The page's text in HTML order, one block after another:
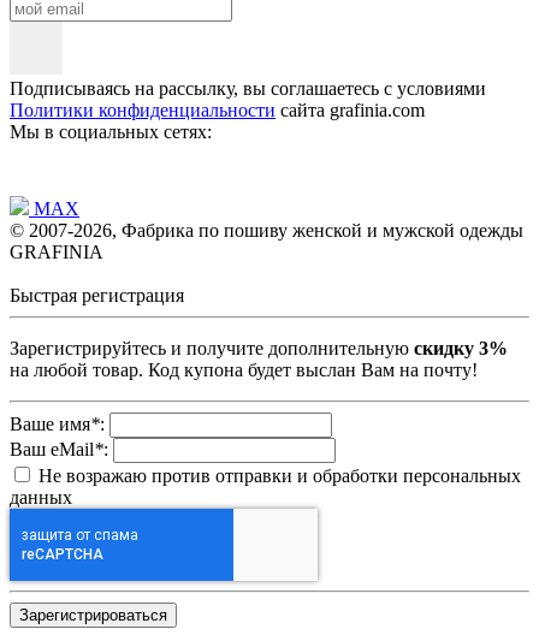
Подписываясь на рассылку, вы соглашаетесь с условиями
Политики конфиденциальности сайта grafinia.com
Мы в социальных сетях:
MAX
© 2007-2026, Фабрика по пошиву женской и мужской одежды
GRAFINIA
Быстрая регистрация
Зарегистрируйтесь и получите дополнительную скидку 3%
на любой товар. Код купона будет выслан Вам на почту!
Ваше имя*:
Ваш eMail*:
Не возражаю против отправки и обработки персональных
данных